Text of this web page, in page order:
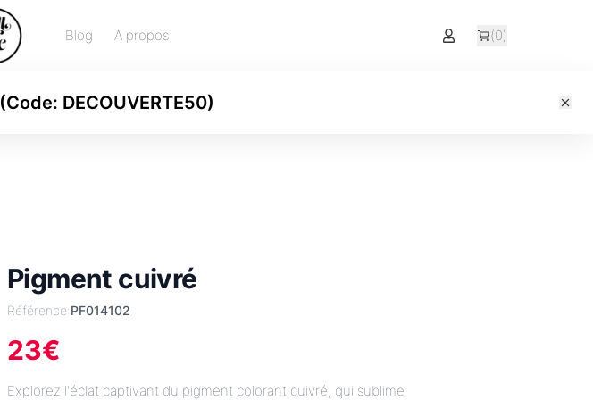
Blog A propos (0)
(Code: DECOUVERTE50)
Pigment cuivré
Référence:PF014102
23€
Explorez l'éclat captivant du pigment colorant cuivré, qui sublime